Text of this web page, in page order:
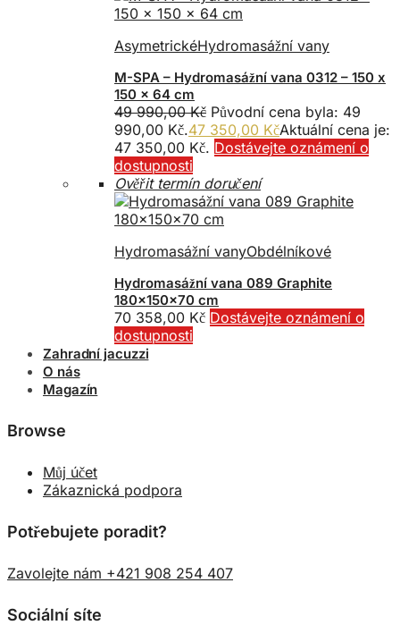
AsymetrickéHydromasážní vany
M-SPA – Hydromasážní vana 0312 – 150 x
150 x 64 cm
49 990,00Kč Původní cena byla: 49
990,00 Kč.47 350,00 KčAktuální cena je:
47 350,00 Kč. Dostávejte oznámení o
dostupnosti
Ověřit termín doručení
Hydromasážní vanyObdélníkové
Hydromasážní vana 089 Graphite
180x150x70 cm
70 358,00 Kč Dostávejte oznámení o
dostupnosti
Zahradní jacuzzi
O nás
Magazín
Browse
Můj účet
Zákaznická podpora
Potřebujete poradit?
Zavolejte nám +421 908 254 407
Sociální síte